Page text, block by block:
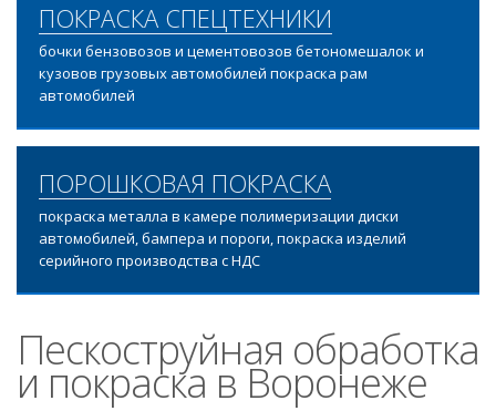
ПОКРАСКА СПЕЦТЕХНИКИ
бочки бензовозов и цементовозов бетономешалок и
кузовов грузовых автомобилей покраска рам
автомобилей
ПОРОШКОВАЯ ПОКРАСКА
покраска металла в камере полимеризации диски
автомобилей, бампера и пороги, покраска изделий
серийного производства с НДС
Пескоструйная обработка
и покраска в Воронеже